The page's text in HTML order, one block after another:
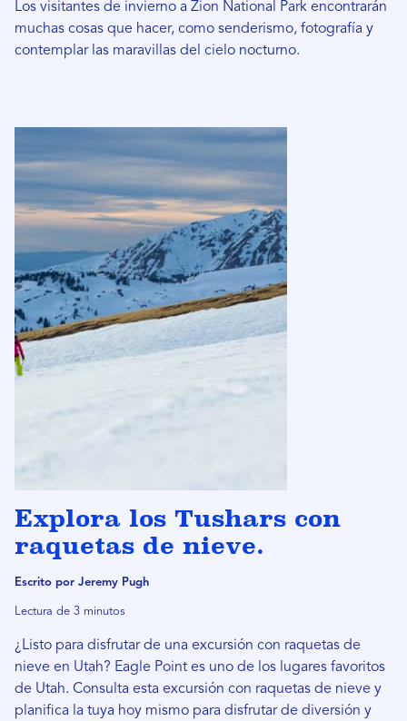
Los visitantes de invierno a Zion National Park encontrarán
muchas cosas que hacer, como senderismo, fotografía y
contemplar las maravillas del cielo nocturno.
Explora los Tushars con
raquetas de nieve.
Escrito por Jeremy Pugh
Lectura de 3 minutos
¿Listo para disfrutar de una excursión con raquetas de
nieve en Utah? Eagle Point es uno de los lugares favoritos
de Utah. Consulta esta excursión con raquetas de nieve y
planifica la tuya hoy mismo para disfrutar de diversión y